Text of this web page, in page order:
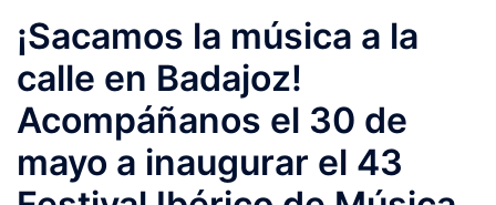
¡Sacamos la música a la
calle en Badajoz!
Acompáñanos el 30 de
mayo a inaugurar el 43